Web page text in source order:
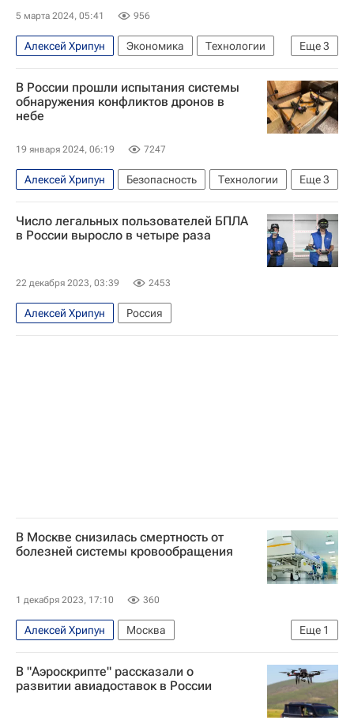
5 марта 2024, 05:41 956
Еще3
Алексей Хрипун Экономика
Технологии
Россия
Самарская область Москва
В России прошли испытания системы
обнаружения конфликтов дронов в
небе
19 января 2024, 06:19 7247
Еще3
Алексей Хрипун Безопасность
Технологии
Россия
Санкт-Петербург
Центр управления полетами
Число легальных пользователей БПЛА
в России выросло в четыре раза
22 декабря 2023, 03:39 2453
Алексей Хрипун Россия
В Москве снизилась смертность от
болезней системы кровообращения
1 декабря 2023, 17:10 360
Еще 1
Алексей Хрипун
Москва
Здоровье - Общество
В "Аэроскрипте" рассказали о
развитии авиадоставок в России